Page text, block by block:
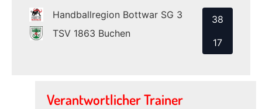
Handballregion Bottwar SG 3
TSV 1863 Buchen
38
17
Verantwortlicher Trainer